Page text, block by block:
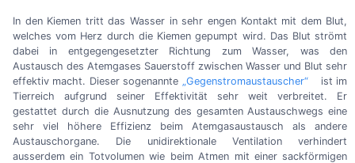
In den Kiemen tritt das Wasser in sehr engen Kontakt mit dem Blut,
welches vom Herz durch die Kiemen gepumpt wird. Das Blut strömt
dabei in entgegengesetzter Richtung zum Wasser, was den
Austausch des Atemgases Sauerstoff zwischen Wasser und Blut sehr
effektiv macht. Dieser sogenannte „Gegenstromaustauscher“
ist im
Tierreich aufgrund seiner Effektivität sehr weit verbreitet. Er
gestattet durch die Ausnutzung des gesamten Austauschwegs eine
sehr viel höhere Effizienz beim Atemgasaustausch als andere
Austauschorgane. Die unidirektionale Ventilation verhindert
ausserdem ein Totvolumen wie beim Atmen mit einer sackförmigen